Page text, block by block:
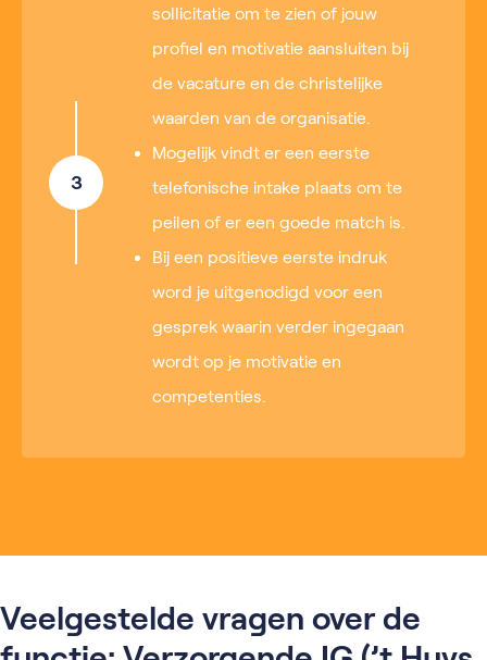
3
sollicitatie om te zien of jouw
profiel en motivatie aansluiten bij
de vacature en de christelijke
waarden van de organisatie.
Mogelijk vindt er een eerste
telefonische intake plaats om te
peilen of er een goede match is.
Bij een positieve eerste indruk
word je uitgenodigd voor een
gesprek waarin verder ingegaan
wordt op je motivatie en
competenties.
Veelgestelde vragen over de